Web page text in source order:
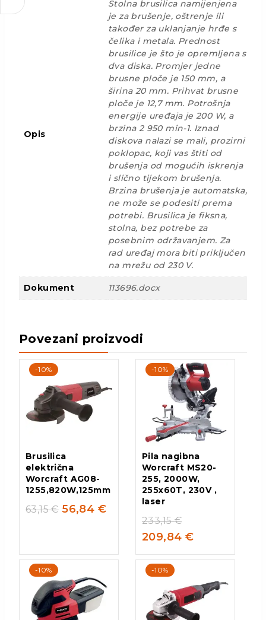
Opis
Stolna brusilica namijenjena
je za brušenje, oštrenje ili
također za uklanjanje hrđe s
čelika i metala. Prednost
brusilice je što je opremljena s
dva diska. Promjer jedne
brusne ploče je 150 mm, a
širina 20 mm. Prihvat brusne
ploče je 12,7 mm. Potrošnja
energije uređaja je 200 W, a
brzina 2 950 min-1. Iznad
diskova nalazi se mali, prozirni
poklopac, koji vas štiti od
brušenja od mogućih iskrenja
i slično tijekom brušenja.
Brzina brušenja je automatska,
ne može se podesiti prema
potrebi. Brusilica je fiksna,
stolna, bez potrebe za
posebnim održavanjem. Za
rad uređaj mora biti priključen
na mrežu od 230 V.
Dokument 113696.docx
Povezani proizvodi
-10%
Brusilica
električna
Worcraft AG08-
1255,820W,125mm
63,15€ 56,84 €
-10%
Pila nagibna
Worcraft MS20-
255, 2000W,
255x60T, 230V ,
laser
233,15€
209,84 €
-10% -10%